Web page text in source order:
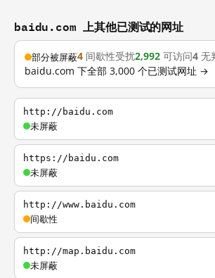
baidu.com 上其他已测试的网址
部分被屏蔽4 间歇性受扰2,992 可访问4 无
baidu.com 下全部 3,000 个已测试网址 →
http://baidu.com
未屏蔽
https://baidu.com
未屏蔽
http://www.baidu.com
间歇性
http://map.baidu.com
未屏蔽